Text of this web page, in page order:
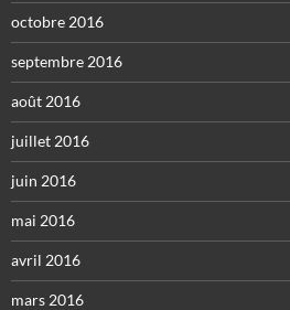
octobre 2016
septembre 2016
août 2016
juillet 2016
juin 2016
mai 2016
avril 2016
mars 2016